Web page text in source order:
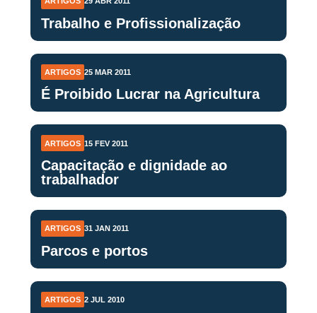
Trabalho e Profissionalização
ARTIGOS 25 MAR 2011
É Proibido Lucrar na Agricultura
ARTIGOS 15 FEV 2011
Capacitação e dignidade ao
trabalhador
ARTIGOS 31 JAN 2011
Parcos e portos
ARTIGOS 2 JUL 2010